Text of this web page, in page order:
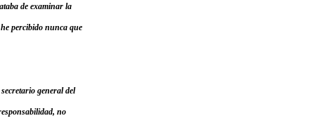
de examinar la
percibido nunca que
general del
no